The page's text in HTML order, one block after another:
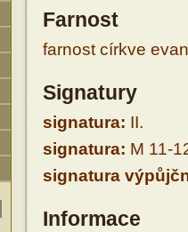
Farnost
farnost církve
Signatury
signatura: II.
signatura: M 11-
signatura
Informace